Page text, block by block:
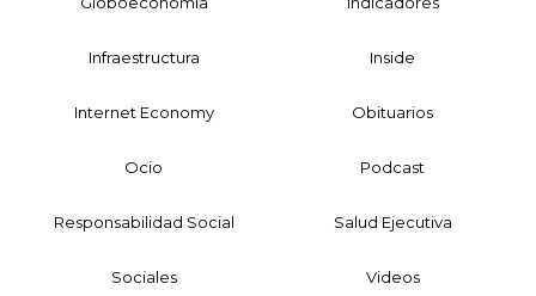
Infraestructura Inside
Internet Economy Obituarios
Ocio Podcast
Responsabilidad Social Salud Ejecutiva
Sociales Videos